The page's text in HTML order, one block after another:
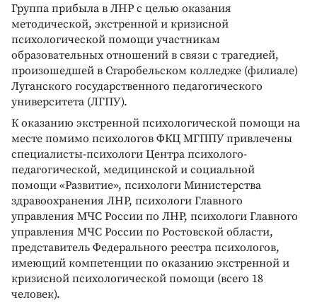
Группа прибыла в ЛНР с целью оказания
методической, экстренной и кризисной
психологической помощи участникам
образовательных отношений в связи с трагедией,
произошедшей в Старобельском колледже (филиале)
Луганского государственного педагогического
университета (ЛГПУ).
К оказанию экстренной психологической помощи на
месте помимо психологов ФКЦ МГППУ привлечены
специалисты-психологи Центра психолого-
педагогической, медицинской и социальной
помощи «Развитие», психологи Министерства
здравоохранения ЛНР, психологи Главного
управления МЧС России по ЛНР, психологи Главного
управления МЧС России по Ростовской области,
представитель Федерального реестра психологов,
имеющий компетенции по оказанию экстренной и
кризисной психологической помощи (всего 18
человек).